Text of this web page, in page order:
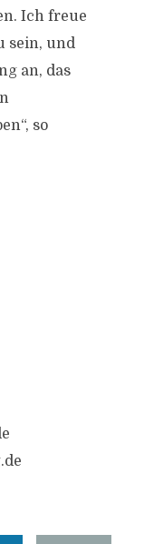
Ich freue
sein, und
an, das
so